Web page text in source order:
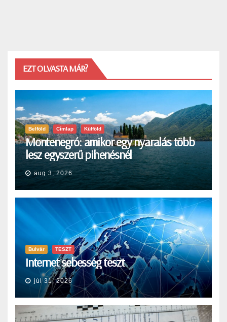
EZT OLVASTA MÁR?
Belföld Címlap Külföld
Montenegró: amikor egy nyaralás több
lesz egyszerű pihenésnél
aug 3, 2026
Bulvár TESZT
Internet sebesség teszt
júl 31, 2026